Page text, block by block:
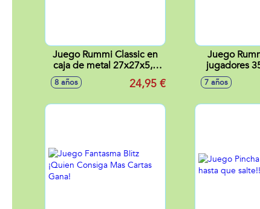
Juego Rummi Classic en
caja de metal 27x27x5,7
8 años 24,95 €
Juego
jugadores
7 años